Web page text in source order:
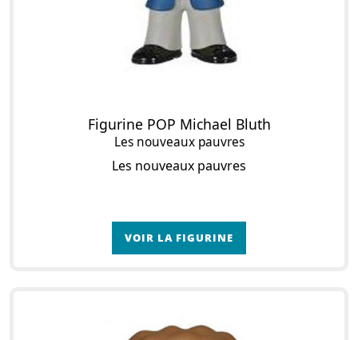
Figurine POP Michael Bluth
Les nouveaux pauvres
Les nouveaux pauvres
VOIR LA FIGURINE